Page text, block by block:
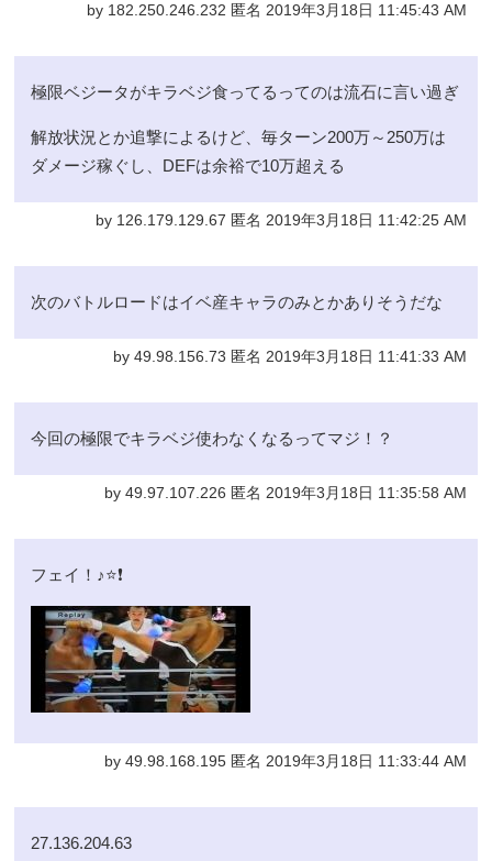
by 182.250.246.232 匿名 2019年3月18日 11:45:43 AM
極限ベジータがキラベジ食ってるってのは流石に言い過ぎ
解放状況とか追撃によるけど、毎ターン200万～250万は
ダメージ稼ぐし、DEFは余裕で10万超える
by 126.179.129.67 匿名 2019年3月18日 11:42:25 AM
次のバトルロードはイベ産キャラのみとかありそうだな
by 49.98.156.73 匿名 2019年3月18日 11:41:33 AM
今回の極限でキラベジ使わなくなるってマジ！？
by 49.97.107.226 匿名 2019年3月18日 11:35:58 AM
フェイ！♪⭐❗
by 49.98.168.195 匿名 2019年3月18日 11:33:44 AM
27.136.204.63